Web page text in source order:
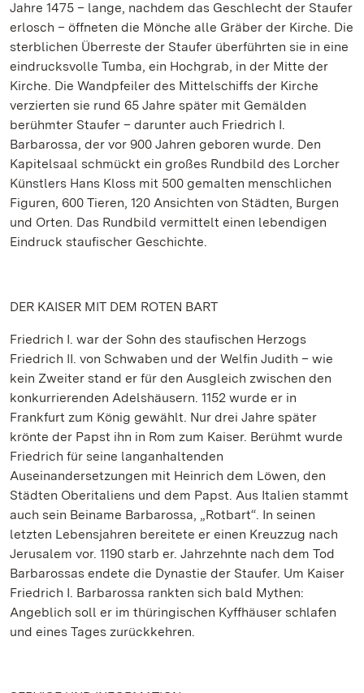
Jahre 1475 – lange, nachdem das Geschlecht der Staufer
erlosch – öffneten die Mönche alle Gräber der Kirche. Die
sterblichen Überreste der Staufer überführten sie in eine
eindrucksvolle Tumba, ein Hochgrab, in der Mitte der
Kirche. Die Wandpfeiler des Mittelschiffs der Kirche
verzierten sie rund 65 Jahre später mit Gemälden
berühmter Staufer – darunter auch Friedrich I.
Barbarossa, der vor 900 Jahren geboren wurde. Den
Kapitelsaal schmückt ein großes Rundbild des Lorcher
Künstlers Hans Kloss mit 500 gemalten menschlichen
Figuren, 600 Tieren, 120 Ansichten von Städten, Burgen
und Orten. Das Rundbild vermittelt einen lebendigen
Eindruck staufischer Geschichte.
DER KAISER MIT DEM ROTEN BART
Friedrich I. war der Sohn des staufischen Herzogs
Friedrich II. von Schwaben und der Welfin Judith – wie
kein Zweiter stand er für den Ausgleich zwischen den
konkurrierenden Adelshäusern. 1152 wurde er in
Frankfurt zum König gewählt. Nur drei Jahre später
krönte der Papst ihn in Rom zum Kaiser. Berühmt wurde
Friedrich für seine langanhaltenden
Auseinandersetzungen mit Heinrich dem Löwen, den
Städten Oberitaliens und dem Papst. Aus Italien stammt
auch sein Beiname Barbarossa, „Rotbart“. In seinen
letzten Lebensjahren bereitete er einen Kreuzzug nach
Jerusalem vor. 1190 starb er. Jahrzehnte nach dem Tod
Barbarossas endete die Dynastie der Staufer. Um Kaiser
Friedrich I. Barbarossa rankten sich bald Mythen:
Angeblich soll er im thüringischen Kyffhäuser schlafen
und eines Tages zurückkehren.